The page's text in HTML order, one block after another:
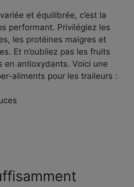
et équilibrée, c’est la
performant. Privilégiez les
les protéines maigres et
Et n’oubliez pas les fruits
en antioxydants. Voici une
aliments pour les traileurs :